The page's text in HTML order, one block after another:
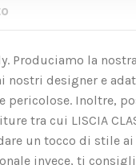
Produciamo la
nostri designer e
Inoltre,
cui LISCIA
un tocco di stile
invece, ti